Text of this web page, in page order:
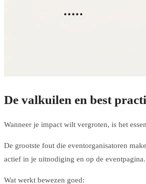
De valkuilen en best
Wanneer je impact wilt vergroten, is het
De grootste fout die eventorganisatoren
actief in je uitnodiging en op de eventpagina.
Wat werkt bewezen goed: